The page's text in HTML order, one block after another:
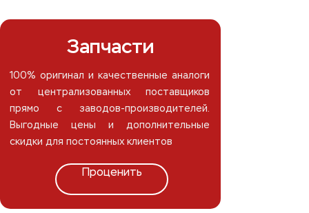
Проценить
100% оригинал и качественные аналоги
от централизованных поставщиков
прямо с заводов-производителей.
Выгодные цены и дополнительные
скидки для постоянных клиентов
Запчасти